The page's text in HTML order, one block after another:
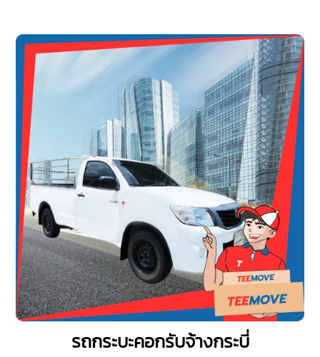
รถกระบะคอกรับจ้างกระบี่